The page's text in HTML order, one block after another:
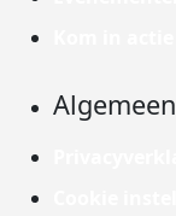
Algemeen